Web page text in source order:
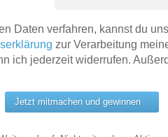
Daten verfahren, kannst du
zur Verarbeitung
ich jederzeit widerrufen.
Jetzt mitmachen und gewinnen